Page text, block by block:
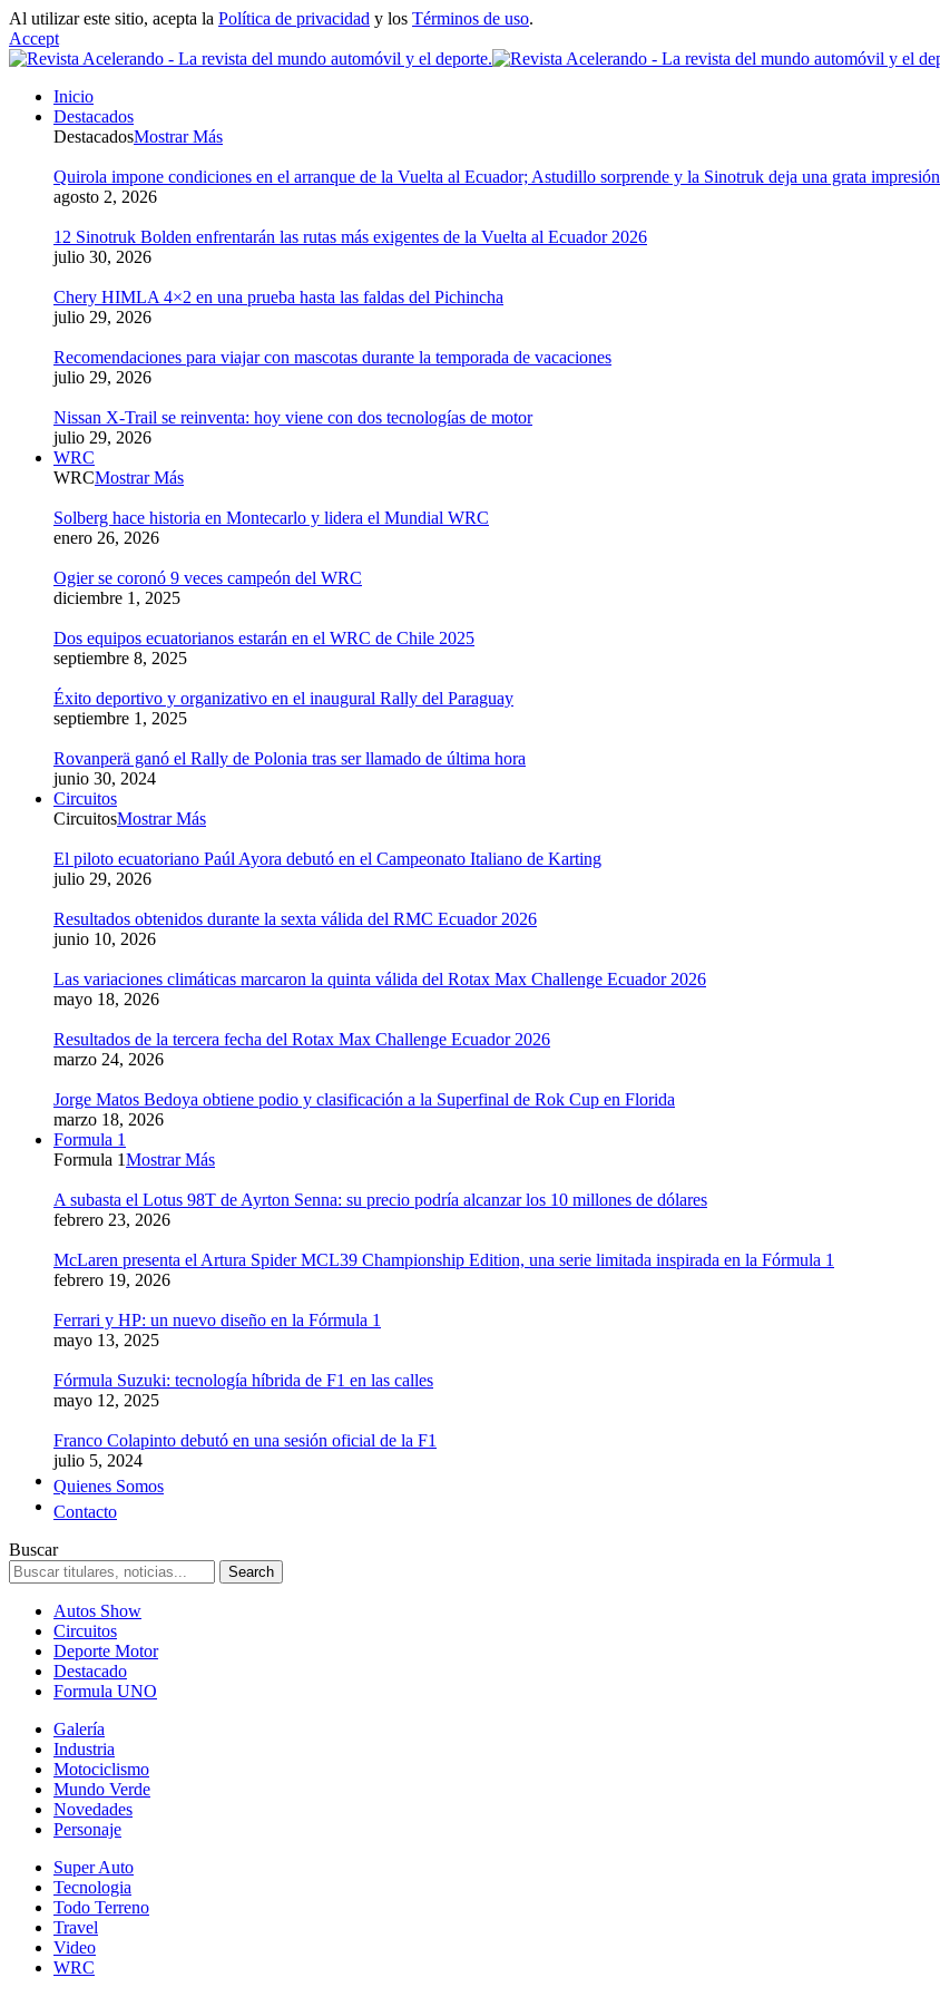
Al utilizar este sitio, acepta la Política de privacidad y los Términos de uso.
Accept
Inicio
Destacados
DestacadosMostrar Más
Quirola impone condiciones en el arranque de la Vuelta al Ecuador; Astudillo sorprende y la Sinotruk deja una grata impresión
agosto 2, 2026
12 Sinotruk Bolden enfrentarán las rutas más exigentes de la Vuelta al Ecuador 2026
julio 30, 2026
Chery HIMLA 4×2 en una prueba hasta las faldas del Pichincha
julio 29, 2026
Recomendaciones para viajar con mascotas durante la temporada de vacaciones
julio 29, 2026
Nissan X-Trail se reinventa: hoy viene con dos tecnologías de motor
julio 29, 2026
WRC
WRCMostrar Más
Solberg hace historia en Montecarlo y lidera el Mundial WRC
enero 26, 2026
Ogier se coronó 9 veces campeón del WRC
diciembre 1, 2025
Dos equipos ecuatorianos estarán en el WRC de Chile 2025
septiembre 8, 2025
Éxito deportivo y organizativo en el inaugural Rally del Paraguay
septiembre 1, 2025
Rovanperä ganó el Rally de Polonia tras ser llamado de última hora
junio 30, 2024
Circuitos
CircuitosMostrar Más
El piloto ecuatoriano Paúl Ayora debutó en el Campeonato Italiano de Karting
julio 29, 2026
Resultados obtenidos durante la sexta válida del RMC Ecuador 2026
junio 10, 2026
Las variaciones climáticas marcaron la quinta válida del Rotax Max Challenge Ecuador 2026
mayo 18, 2026
Resultados de la tercera fecha del Rotax Max Challenge Ecuador 2026
marzo 24, 2026
Jorge Matos Bedoya obtiene podio y clasificación a la Superfinal de Rok Cup en Florida
marzo 18, 2026
Formula 1
Formula 1Mostrar Más
A subasta el Lotus 98T de Ayrton Senna: su precio podría alcanzar los 10 millones de dólares
febrero 23, 2026
McLaren presenta el Artura Spider MCL39 Championship Edition, una serie limitada inspirada en la Fórmula 1
febrero 19, 2026
Ferrari y HP: un nuevo diseño en la Fórmula 1
mayo 13, 2025
Fórmula Suzuki: tecnología híbrida de F1 en las calles
mayo 12, 2025
Franco Colapinto debutó en una sesión oficial de la F1
julio 5, 2024
Quienes Somos
Contacto
Buscar
Autos Show
Circuitos
Deporte Motor
Destacado
Formula UNO
Galería
Industria
Motociclismo
Mundo Verde
Novedades
Personaje
Super Auto
Tecnologia
Todo Terreno
Travel
Video
WRC